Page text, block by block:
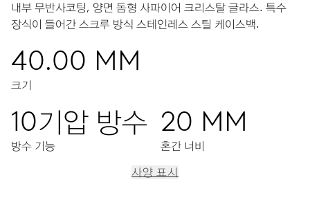
내부 무반사코팅, 양면 돔형 사파이어 크리스탈 글라스. 특수
장식이 들어간 스크루 방식 스테인레스 스틸 케이스백.
40.00 MM
크기
10기압 방수
방수 기능
20 MM
혼간 너비
사양 표시